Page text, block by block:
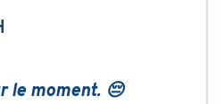
le moment. 😔